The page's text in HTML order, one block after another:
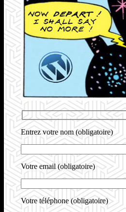
Entrez votre nom (obligatoire)
Votre email (obligatoire)
Votre téléphone (obligatoire)